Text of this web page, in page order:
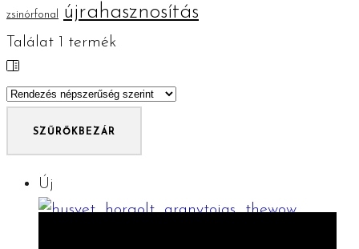
zsinórfonal újrahasznosítás
Találat 1 termék
SZŰRŐK BEZÁR
Új